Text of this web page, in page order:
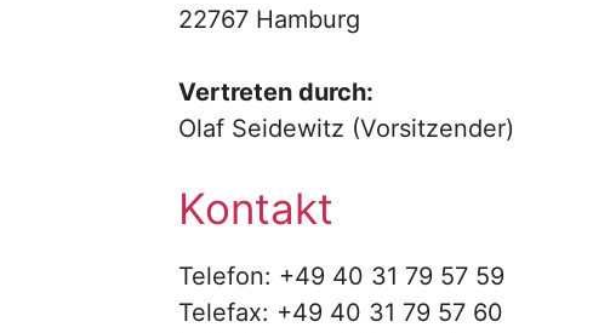
22767 Hamburg
Vertreten durch:
Olaf Seidewitz (Vorsitzender)
Kontakt
Telefon: +49 40 31 79 57 59
Telefax: +49 40 31 79 57 60